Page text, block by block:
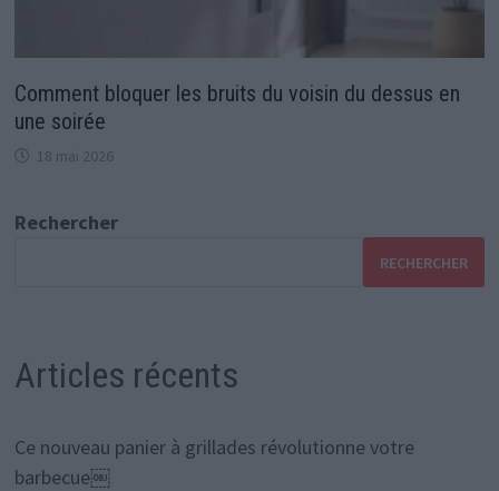
Comment bloquer les bruits du voisin du dessus en
une soirée
18 mai 2026
Rechercher
RECHERCHER
Articles récents
Ce nouveau panier à grillades révolutionne votre
barbecue￼